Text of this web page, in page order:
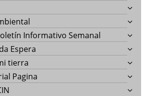
Informativo Semanal
Espera
tierra
Pagina